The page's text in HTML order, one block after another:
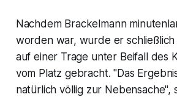
Nachdem Brackelmann
worden war, wurde er
auf einer Trage unter Beifall des
vom Platz gebracht. "Das
natürlich völlig zur Nebensache",